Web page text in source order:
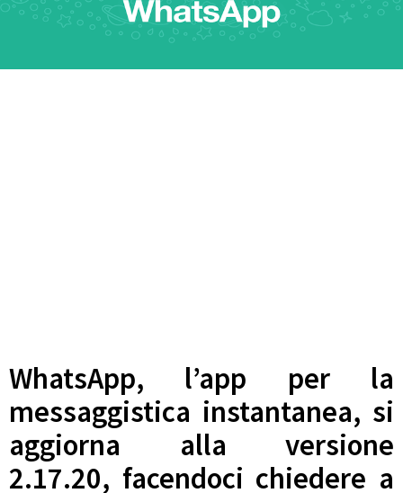
WhatsApp, l’app per la
messaggistica instantanea, si
aggiorna alla versione
2.17.20, facendoci chiedere a